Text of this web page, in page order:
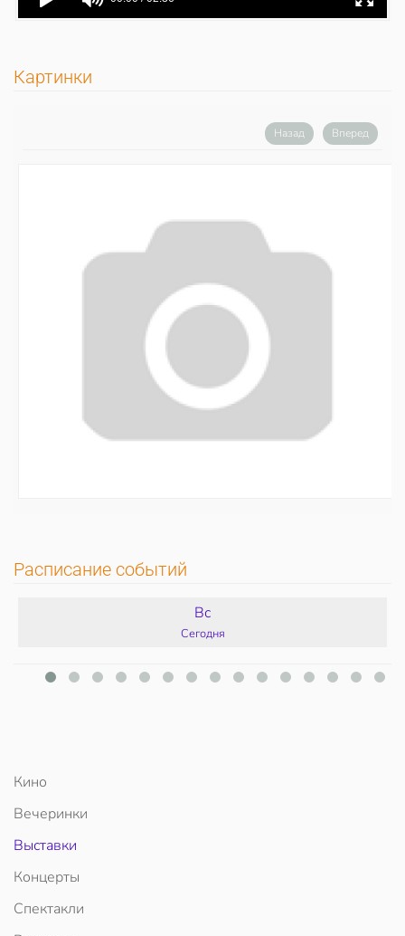
Картинки
Назад Вперед
Расписание событий
Вс
Сегодня
Кино
Вечеринки
Выставки
Концерты
Спектакли